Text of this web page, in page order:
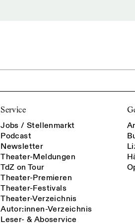
Service
Jobs / Stellenmarkt
Podcast
Newsletter
Theater-Meldungen
TdZ on Tour
Theater-Premieren
Theater-Festivals
Theater-Verzeichnis
Autor:innen-Verzeichnis
Leser- & Aboservice